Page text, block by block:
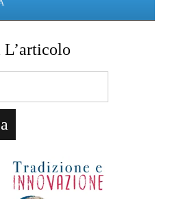
L’articolo